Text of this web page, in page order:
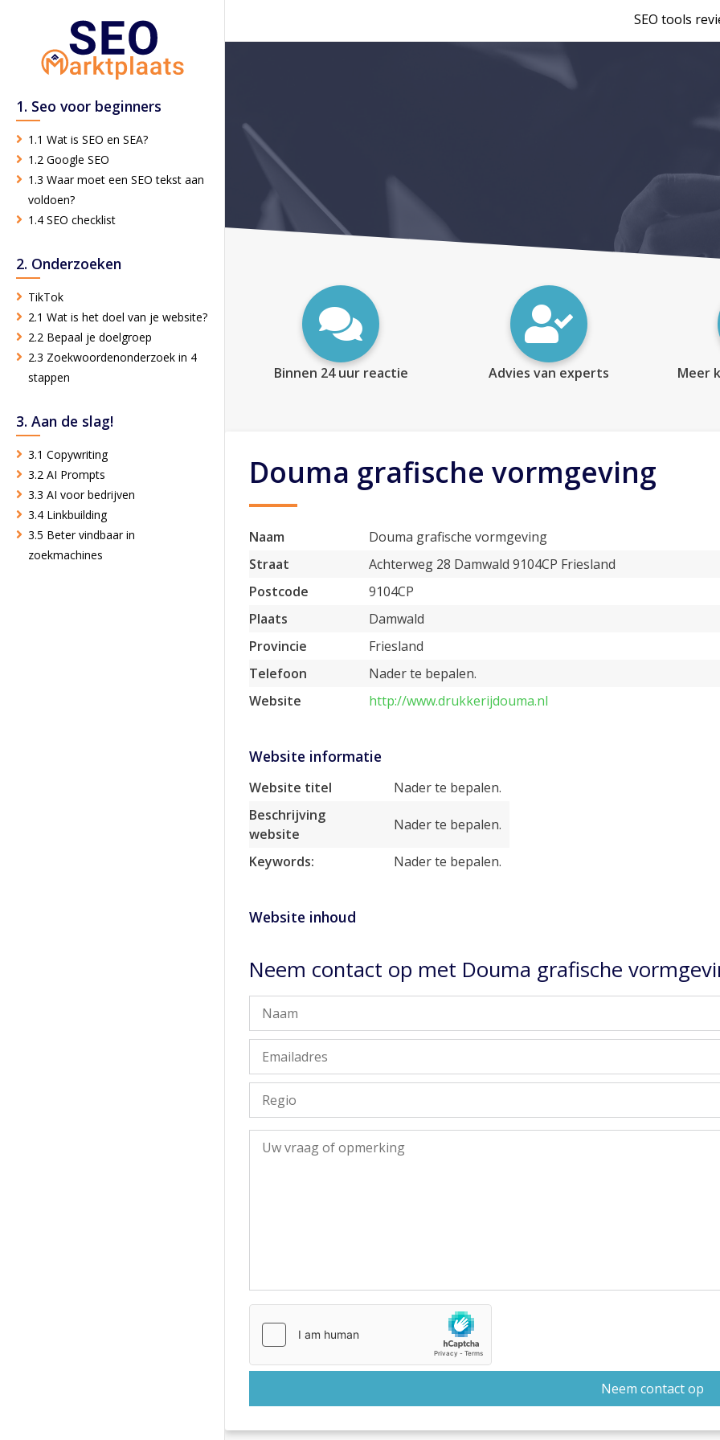
SEO tools
1. Seo voor beginners
1.1 Wat is SEO en SEA?
1.2 Google SEO
1.3 Waar moet een SEO tekst aan
voldoen?
1.4 SEO checklist
2. Onderzoeken
TikTok
2.1 Wat is het doel van je website?
2.2 Bepaal je doelgroep
2.3 Zoekwoordenonderzoek in 4
stappen
3. Aan de slag!
3.1 Copywriting
3.2 AI Prompts
3.3 AI voor bedrijven
3.4 Linkbuilding
3.5 Beter vindbaar in
zoekmachines
Binnen 24 uur reactie Advies van experts Meer
Douma grafische vormgeving
Naam
Douma grafische vormgeving
Straat
Achterweg 28 Damwald 9104CP Friesland
Postcode
9104CP
Plaats
Damwald
Provincie
Friesland
Telefoon
Nader te bepalen.
Website
http://www.drukkerijdouma.nl
Website informatie
Website titel
Nader te bepalen.
Beschrijving
website
Nader te bepalen.
Keywords: Nader te bepalen.
Website inhoud
Neem contact op met Douma grafische